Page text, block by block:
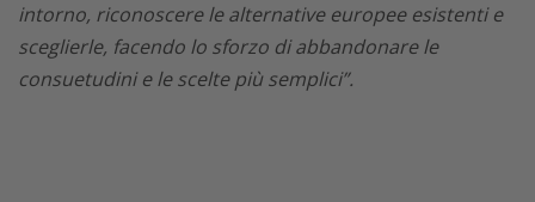
intorno, riconoscere le alternative europee esistenti e
sceglierle, facendo lo sforzo di abbandonare le
consuetudini e le scelte più semplici”.